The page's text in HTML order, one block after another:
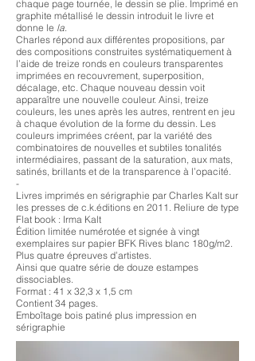
chaque page tournée, le dessin se plie. Imprimé en
graphite métallisé le dessin introduit le livre et
donne le la.
Charles répond aux différentes propositions, par
des compositions construites systématiquement à
l’aide de treize ronds en couleurs transparentes
imprimées en recouvrement, superposition,
décalage, etc. Chaque nouveau dessin voit
apparaître une nouvelle couleur. Ainsi, treize
couleurs, les unes après les autres, rentrent en jeu
à chaque évolution de la forme du dessin. Les
couleurs imprimées créent, par la variété des
combinatoires de nouvelles et subtiles tonalités
intermédiaires, passant de la saturation, aux mats,
satinés, brillants et de la transparence à l’opacité.
-
Livres imprimés en sérigraphie par Charles Kalt sur
les presses de c.k.éditions en 2011. Reliure de type
Flat book : Irma Kalt
Édition limitée numérotée et signée à vingt
exemplaires sur papier BFK Rives blanc 180g/m2.
Plus quatre épreuves d’artistes.
Ainsi que quatre série de douze estampes
dissociables.
Format : 41 x 32,3 x 1,5 cm
Contient 34 pages.
Emboîtage bois patiné plus impression en
sérigraphie